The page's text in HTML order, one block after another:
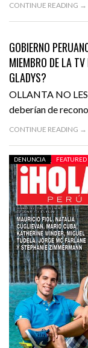
CONTINUE READING →
27 JULIO, 2015
GOBIERNO
MIEMBRO DE LA
GLADYS?
OLLANTA NO
deberían de
CONTINUE READING →
DENUNCIA FEATURED